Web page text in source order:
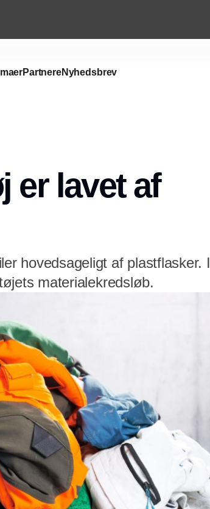
PartnereNyhedsbrev
er lavet af
hovedsageligt af plastflasker. I
materialekredsløb.